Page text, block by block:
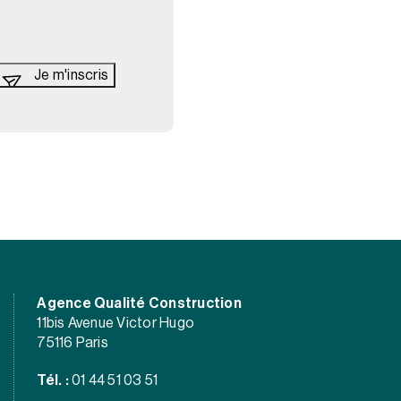
Agence Qualité Construction
11bis Avenue Victor Hugo
75116 Paris
Tél. : 01 44 51 03 51